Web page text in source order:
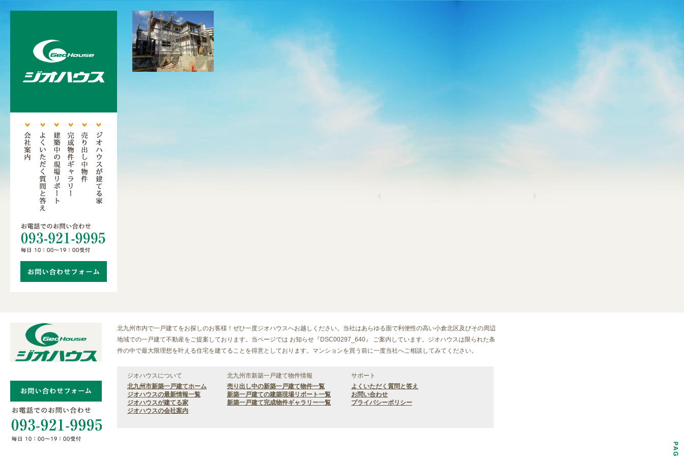
北九州市内で一戸建てをお探しのお客様！ぜひ一度ジオハウスへお越しください。当社はあらゆる面で利便性の高い小倉北区及びその周辺
地域での一戸建て不動産をご提案しております。当ページでは お知らせ『DSC00297_640』 ご案内しています。ジオハウスは限られた条
件の中で最大限理想を叶える住宅を建てることを得意としております。マンションを買う前に一度当社へご相談してみてください。
ジオハウスについて
北九州市新築一戸建てホーム
ジオハウスの最新情報一覧
ジオハウスが建てる家
ジオハウスの会社案内
北九州市新築一戸建て物件情報
売り出し中の新築一戸建て物件一覧
新築一戸建ての建築現場リポート一覧
新築一戸建て完成物件ギャラリー一覧
サポート
よくいただく質問と答え
お問い合わせ
プライバシーポリシー